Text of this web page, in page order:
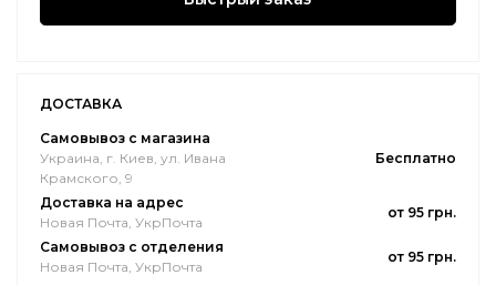
ДОСТАВКА
Самовывоз с магазина
Украина, г. Киев, ул. Ивана
Крамского, 9
Бесплатно
Доставка на адрес
Новая Почта, УкрПочта
от 95 грн.
Самовывоз с отделения
Новая Почта, УкрПочта
от 95 грн.